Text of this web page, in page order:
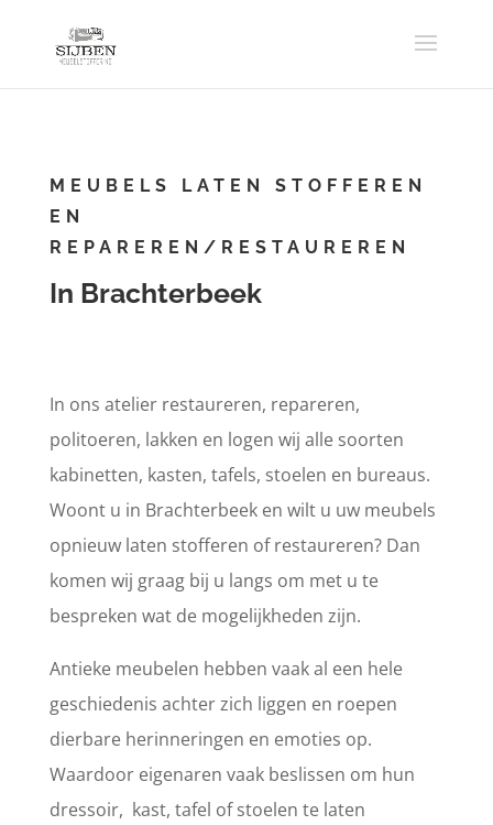
MEUBELS LATEN STOFFEREN
EN
REPAREREN/RESTAUREREN
In Brachterbeek
In ons atelier restaureren, repareren,
politoeren, lakken en logen wij alle soorten
kabinetten, kasten, tafels, stoelen en bureaus.
Woont u in Brachterbeek en wilt u uw meubels
opnieuw laten stofferen of restaureren? Dan
komen wij graag bij u langs om met u te
bespreken wat de mogelijkheden zijn.
Antieke meubelen hebben vaak al een hele
geschiedenis achter zich liggen en roepen
dierbare herinneringen en emoties op.
Waardoor eigenaren vaak beslissen om hun
dressoir, kast, tafel of stoelen te laten